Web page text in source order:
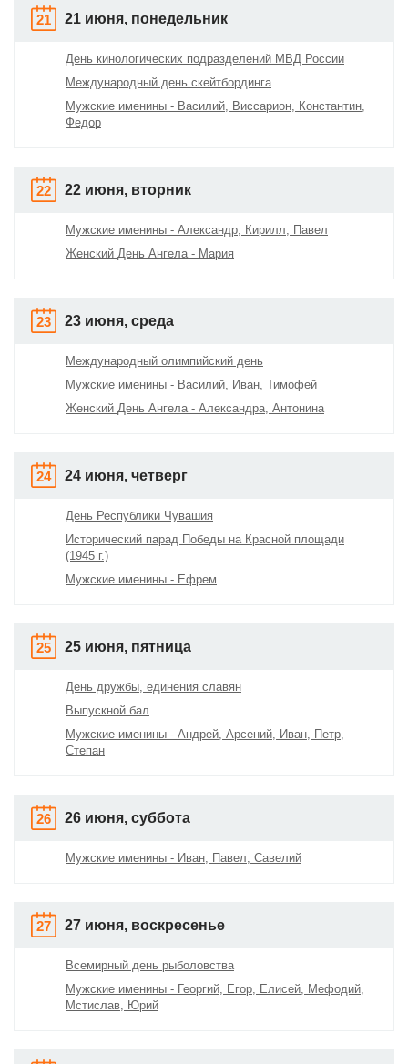
21 21 июня, понедельник
День кинологических подразделений МВД России
Международный день скейтбординга
Мужские именины - Василий, Виссарион, Константин,
Федор
22 22 июня, вторник
Мужские именины - Александр, Кирилл, Павел
Женский День Ангела - Мария
23 23 июня, среда
Международный олимпийский день
Мужские именины - Василий, Иван, Тимофей
Женский День Ангела - Александра, Антонина
24 24 июня, четверг
День Республики Чувашия
Исторический парад Победы на Красной площади
(1945 г.)
Мужские именины - Ефрем
25 25 июня, пятница
День дружбы, единения славян
Выпускной бал
Мужские именины - Андрей, Арсений, Иван, Петр,
Степан
26 26 июня, суббота
Мужские именины - Иван, Павел, Савелий
27 27 июня, воскресенье
Всемирный день рыболовства
Мужские именины - Георгий, Егор, Елисей, Мефодий,
Мстислав, Юрий